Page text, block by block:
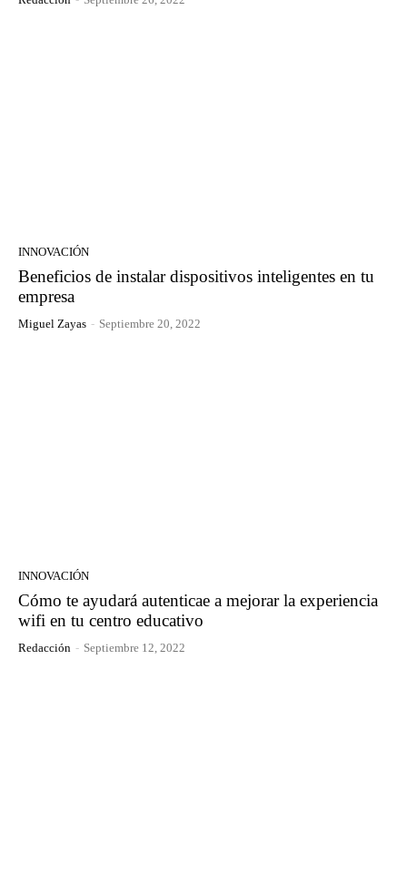
INNOVACIÓN
Beneficios de instalar dispositivos inteligentes en tu
empresa
Miguel Zayas - Septiembre 20, 2022
INNOVACIÓN
Cómo te ayudará autenticae a mejorar la experiencia
wifi en tu centro educativo
Redacción - Septiembre 12, 2022